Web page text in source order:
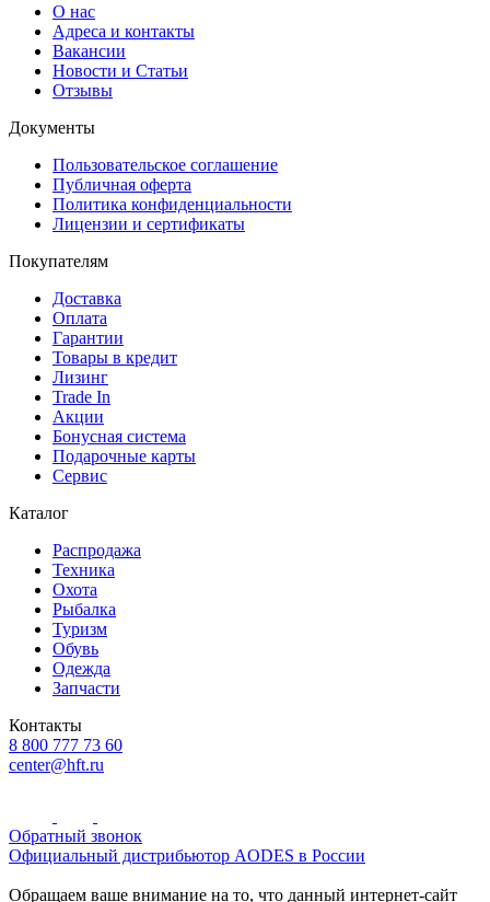
О нас
Адреса и контакты
Вакансии
Новости и Статьи
Отзывы
Документы
Пользовательское соглашение
Публичная оферта
Политика конфиденциальности
Лицензии и сертификаты
Покупателям
Доставка
Оплата
Гарантии
Товары в кредит
Лизинг
Trade In
Акции
Бонусная система
Подарочные карты
Сервис
Каталог
Распродажа
Техника
Охота
Рыбалка
Туризм
Обувь
Одежда
Запчасти
Контакты
8 800 777 73 60
center@hft.ru
Обратный звонок
Официальный дистрибьютор AODES в России
Обращаем ваше внимание на то, что данный интернет-сайт